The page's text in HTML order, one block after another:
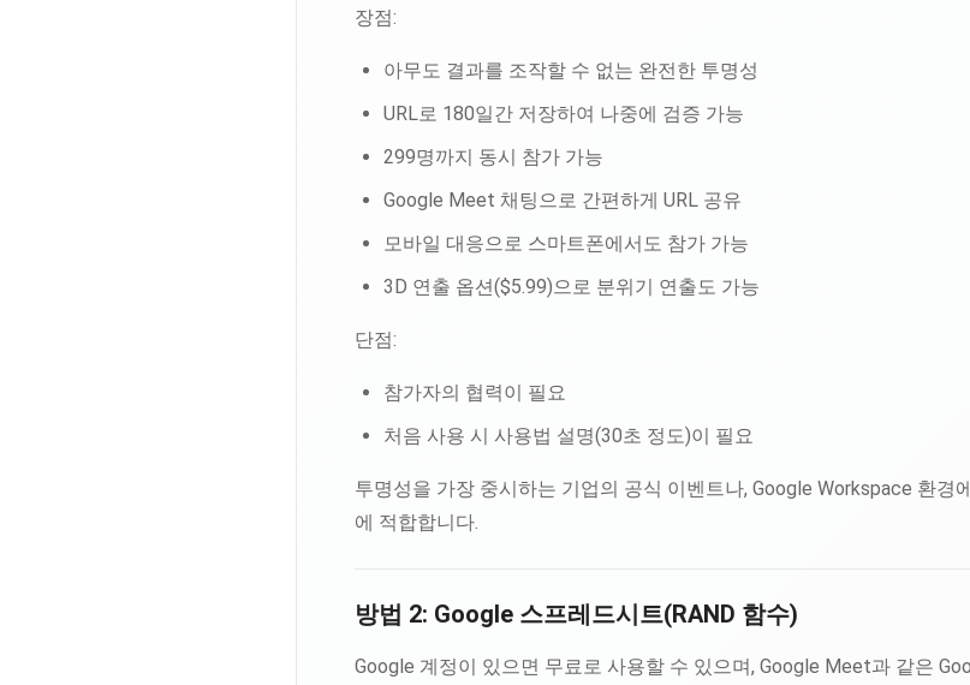
장점:
아무도 결과를 조작할 수 없는 완전한 투명성
URL로 180일간 저장하여 나중에 검증 가능
299명까지 동시 참가 가능
Google Meet 채팅으로 간편하게 URL 공유
모바일 대응으로 스마트폰에서도 참가 가능
3D 연출 옵션($5.99)으로 분위기 연출도 가능
단점:
참가자의 협력이 필요
처음 사용 시 사용법 설명(30초 정도)이 필요
투명성을 가장 중시하는 기업의 공식 이벤트나, Google Workspace 환경
에 적합합니다.
방법 2: Google 스프레드시트(RAND 함수)
Google 계정이 있으면 무료로 사용할 수 있으며, Google Meet과 같은